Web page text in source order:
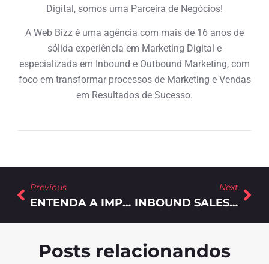
Digital, somos uma Parceira de Negócios!
A Web Bizz é uma agência com mais de 16 anos de
sólida experiência em Marketing Digital e
especializada em Inbound e Outbound Marketing, com
foco em transformar processos de Marketing e Vendas
em Resultados de Sucesso.
Previous
ENTENDA A IMPORTÂNCIA DA JORNADA DE COMPRA PARA SEU NEGÓCIO!
Next
INBOUND SALES: O QUE É E QUAL SUA RELAÇÃO COM MARKETING DIGITAL?
Posts relacionandos